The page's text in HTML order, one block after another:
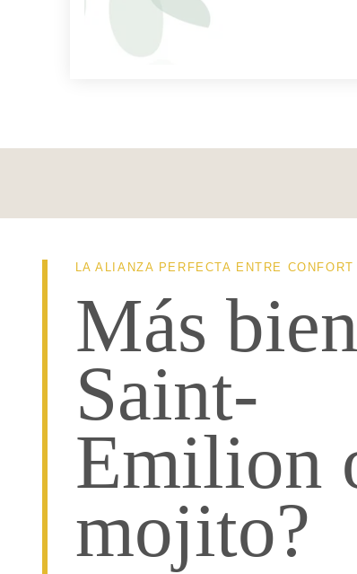
LA ALIANZA PERFECTA ENTRE
Más bien
Saint-
Emilion
mojito?
SU ESTANCIA
RELAJACION &
FITNESS
LOUNGE BAR